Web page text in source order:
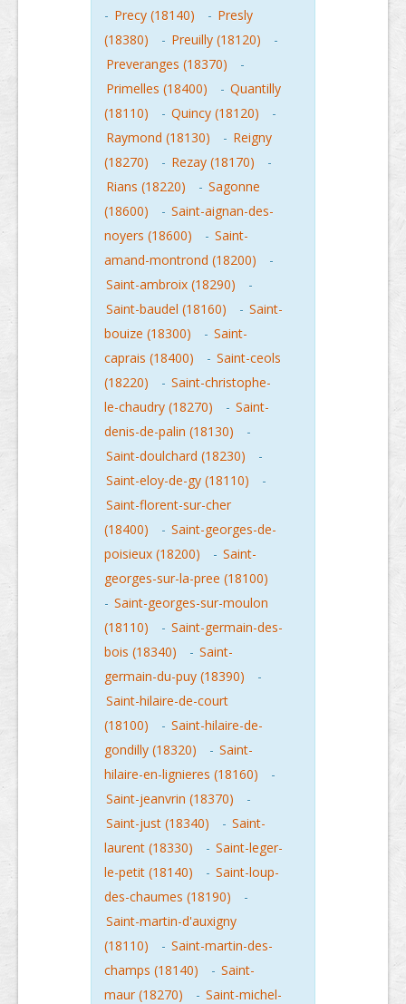
- Precy (18140) - Presly
(18380)
- Preuilly (18120)
-
Preveranges (18370)
-
Primelles (18400)
- Quantilly
(18110)
- Quincy (18120)
-
Raymond (18130)
- Reigny
(18270)
- Rezay (18170)
-
Rians (18220)
- Sagonne
(18600)
- Saint-aignan-des-
noyers (18600)
- Saint-
amand-montrond (18200)
-
Saint-ambroix (18290)
-
Saint-baudel (18160)
- Saint-
bouize (18300)
- Saint-
caprais (18400)
- Saint-ceols
(18220)
- Saint-christophe-
le-chaudry (18270)
- Saint-
denis-de-palin (18130)
-
Saint-doulchard (18230)
-
Saint-eloy-de-gy (18110)
-
Saint-florent-sur-cher
(18400)
- Saint-georges-de-
poisieux (18200)
- Saint-
georges-sur-la-pree (18100)
- Saint-georges-sur-moulon
(18110)
- Saint-germain-des-
bois (18340)
- Saint-
germain-du-puy (18390)
-
Saint-hilaire-de-court
(18100)
- Saint-hilaire-de-
gondilly (18320)
- Saint-
hilaire-en-lignieres (18160)
-
Saint-jeanvrin (18370)
-
Saint-just (18340)
- Saint-
laurent (18330)
- Saint-leger-
le-petit (18140)
- Saint-loup-
des-chaumes (18190)
-
Saint-martin-d'auxigny
(18110)
- Saint-martin-des-
champs (18140)
- Saint-
maur (18270)
- Saint-michel-